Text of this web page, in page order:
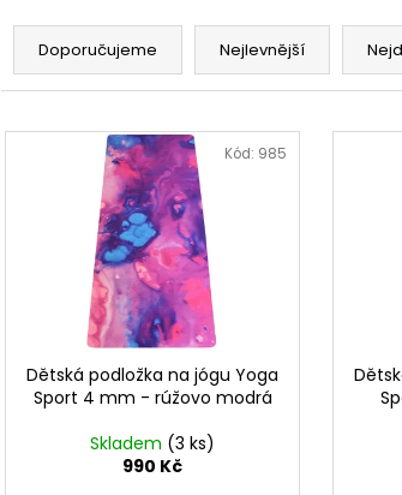
Ř
z
Doporučujeme Nejlevnější
V
Dětská podložka na jógu Yoga
Sport 4 mm - rúžovo modrá
Skladem (3 ks)
990 Kč
Kód: 985
MAGNESIA 1.5 L